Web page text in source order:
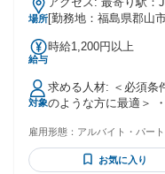
場所徒歩10分 ・郡山駅か
[勤務地：福島県郡山
給与
時給1,200円以上
対象
求める人材: ＜必須条件＞ ・普通自動車免許（AT限定可 ＜こ
のような方に最適＞
クのある方歓迎 ・主
年・ミドルシニア活
・フリーター活躍中
雇用形態： アルバイト・パート
お気に入り